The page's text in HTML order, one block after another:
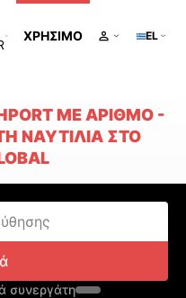
ΧΡΉΣΙΜΟ EL
ΜΕ ΑΡΙΘΜΌ -
ΝΑΥΤΙΛΊΑ ΣΤΟ
συνεργάτη